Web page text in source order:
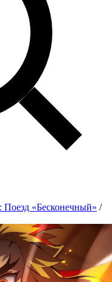
Поезд «Бесконечный» /